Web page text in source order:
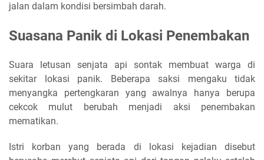
jalan dalam kondisi bersimbah darah.
Suasana Panik di Lokasi Penembakan
Suara letusan senjata api sontak membuat warga di
sekitar lokasi panik. Beberapa saksi mengaku tidak
menyangka pertengkaran yang awalnya hanya berupa
cekcok mulut berubah menjadi aksi penembakan
mematikan.
Istri korban yang berada di lokasi kejadian disebut